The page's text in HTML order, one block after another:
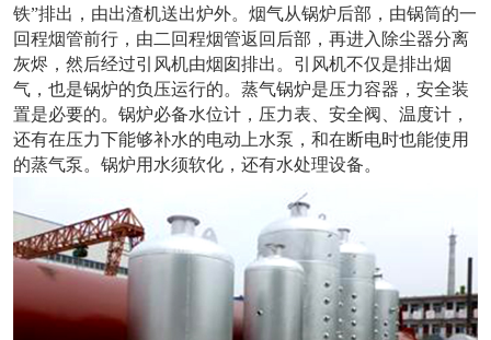
铁”排出，由出渣机送出炉外。烟气从锅炉后部，由锅筒的一
回程烟管前行，由二回程烟管返回后部，再进入除尘器分离
灰烬，然后经过引风机由烟囱排出。引风机不仅是排出烟
气，也是锅炉的负压运行的。蒸气锅炉是压力容器，安全装
置是必要的。锅炉必备水位计，压力表、安全阀、温度计，
还有在压力下能够补水的电动上水泵，和在断电时也能使用
的蒸气泵。锅炉用水须软化，还有水处理设备。